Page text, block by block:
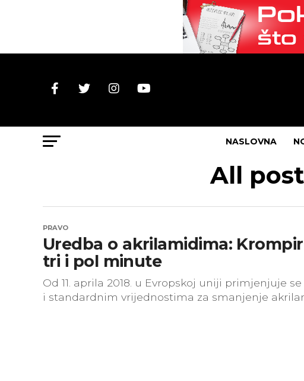
NASLOVNA
All
PRAVO
Uredba o akrilamidima:
tri i pol minute
Od 11. aprila 2018. u Evropskoj uniji primjenjuje
i standardnim vrijednostima za smanjenje